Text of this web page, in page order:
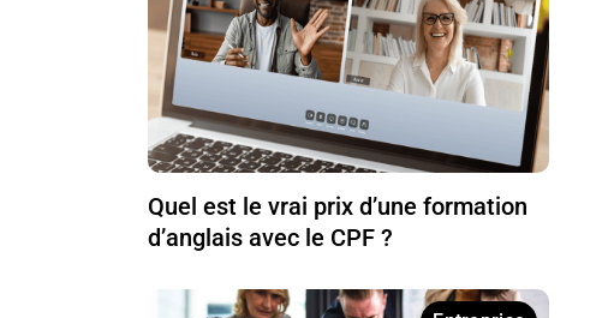
Quel est le vrai prix d’une formation
d’anglais avec le CPF ?